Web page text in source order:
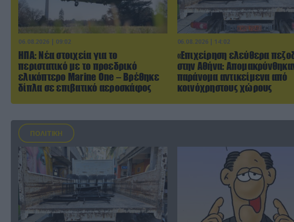
06.08.2026 | 09:02
ΗΠΑ: Nέα στοιχεία για το
περιστατικό με το προεδρικό
ελικόπτερο Marine One – Βρέθηκε
δίπλα σε επιβατικό αεροσκάφος
06.08.2026 | 14:02
«Επιχείρηση ελεύθερα
στην Αθήνα:
παράνομα αντικείμενα από
κοινόχρηστους χώρους
ΠΟΛΙΤΙΚΗ